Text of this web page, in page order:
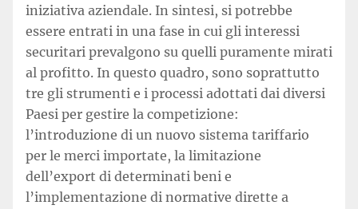
iniziativa aziendale. In sintesi, si potrebbe
essere entrati in una fase in cui gli interessi
securitari prevalgono su quelli puramente mirati
al profitto. In questo quadro, sono soprattutto
tre gli strumenti e i processi adottati dai diversi
Paesi per gestire la competizione:
l’introduzione di un nuovo sistema tariffario
per le merci importate, la limitazione
dell’export di determinati beni e
l’implementazione di normative dirette a